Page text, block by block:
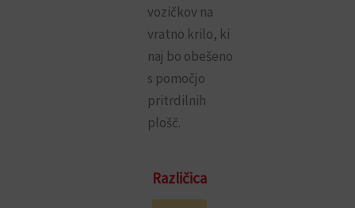
vozičkov na
vratno krilo, ki
naj bo obešeno
s pomočjo
pritrdilnih
plošč.
Različica
Voziček
za
drsna